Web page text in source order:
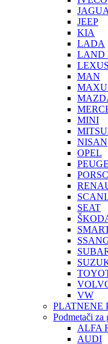
JEEP
KIA
LADA
LAND
LEXUS
MAN
MINI
NISAN
OPEL
SEAT
VW
PLATNENE
Podmetači za
ALFA
AUDI